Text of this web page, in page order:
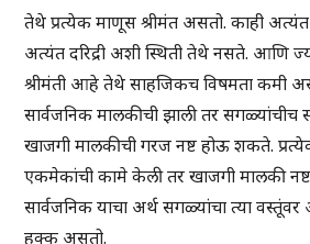
तेथे प्रत्येक माणूस श्रीमंत असतो. काही
अत्यंत दरिद्री अशी स्थिती तेथे नसते. आणि
श्रीमंती आहे तेथे साहजिकच विषमता कमी
सार्वजनिक मालकीची झाली तर सगळ्यांचीच
खाजगी मालकीची गरज नष्ट होऊ शकते.
एकमेकांची कामे केली तर खाजगी मालकी
सार्वजनिक याचा अर्थ सगळ्यांचा त्या
हक्क असतो.